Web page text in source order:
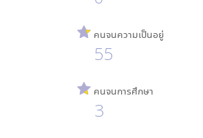
คนจนความเป็นอยู่
55
คนจนการศึกษา
3